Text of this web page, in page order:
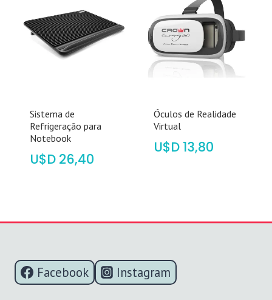
Sistema de
Refrigeração para
Notebook
$ 26,40
Óculos de Realidade
Virtual
$ 13,80
Facebook Instagram